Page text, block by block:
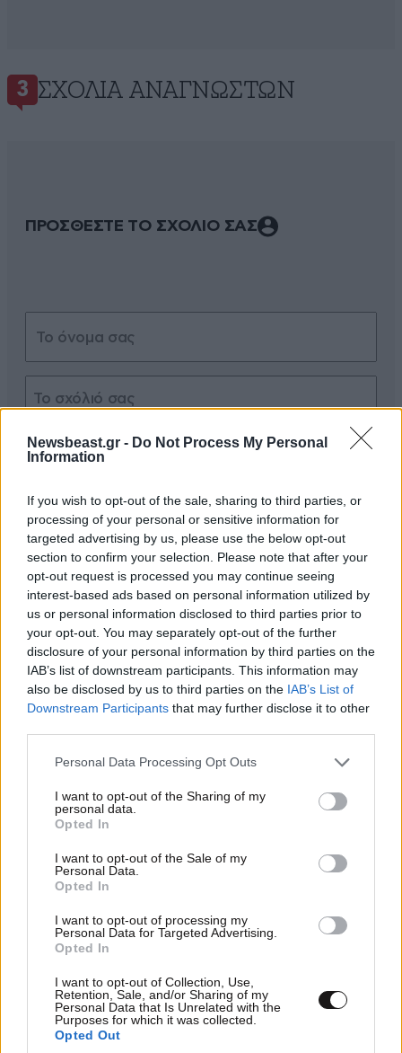
Newsbeast.gr - Do Not Process My Personal
Information
If you wish to opt-out of the sale, sharing to third parties, or
processing of your personal or sensitive information for
targeted advertising by us, please use the below opt-out
section to confirm your selection. Please note that after your
opt-out request is processed you may continue seeing
interest-based ads based on personal information utilized by
us or personal information disclosed to third parties prior to
your opt-out. You may separately opt-out of the further
disclosure of your personal information by third parties on the
IAB’s list of downstream participants. This information may
also be disclosed by us to third parties on the IAB’s List of
Downstream Participants that may further disclose it to other
Please note that this website/app uses one or more Google
not limited to your visit or usage behaviour. You may click to
grant or deny consent to Google and its third-party tags to
use your data for below specified purposes in below Google
consent section.
Personal Data Processing Opt Outs
I want to opt-out of the Sharing of my
personal data.
Opted In
I want to opt-out of the Sale of my
Personal Data.
Opted In
I want to opt-out of processing my
Personal Data for Targeted Advertising.
Opted In
I want to opt-out of Collection, Use,
Retention, Sale, and/or Sharing of my
Personal Data that Is Unrelated with the
Purposes for which it was collected.
Opted Out
3 ΣΧΌΛΙΑ ΑΝΑΓΝΩΣΤΏΝ
ΠΡΟΣΘΕΣΤΕ ΤΟ ΣΧΟΛΙΟ ΣΑΣ
Xαρακτήρες: 0/1000
ΠΡΟΣΘΗΚΗ
Πάντα φταίει ο άλλος 02·06·2026 20:07
Κάντε ΝΤΑ την Κοβέσι όπως είπε και το πρώην [...]
πρόεδρος του Αρείου πάγου, Σανιδάςψκαι αφήστε
τους όλους ελεύθερους .. Δώστε και μετά σανό στα
πρόβατα αφού τον τρώνε αμάσητο και ζητάνε και
άλλο και όλα καλά στην [...].... Συνεχίζουμε όπως πριν
και ακόμα πιο δυνατά....
Απαντήστε